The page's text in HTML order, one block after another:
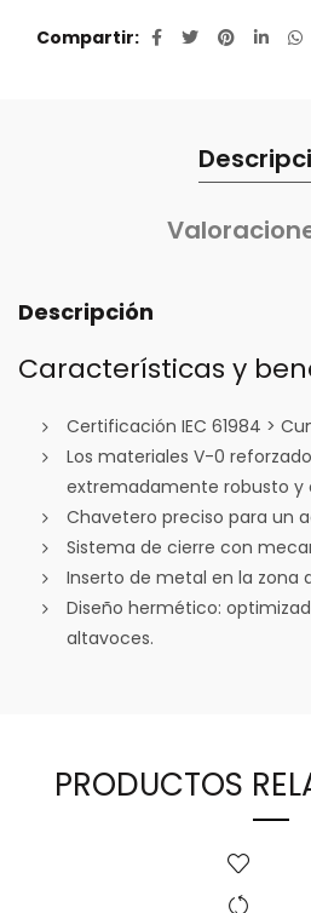
Compartir
Descripción
Características y
Certificación IEC 61984 >
Los materiales V-0
extremadamente robusto y
Chavetero preciso para un
Sistema de cierre con
Inserto de metal en la zona
Diseño hermético:
altavoces.
PRODUCTOS